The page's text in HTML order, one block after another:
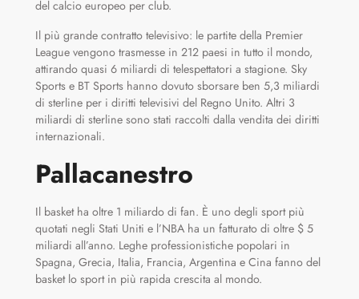
del calcio europeo per club.
Il più grande contratto televisivo: le partite della Premier
League vengono trasmesse in 212 paesi in tutto il mondo,
attirando quasi 6 miliardi di telespettatori a stagione. Sky
Sports e BT Sports hanno dovuto sborsare ben 5,3 miliardi
di sterline per i diritti televisivi del Regno Unito. Altri 3
miliardi di sterline sono stati raccolti dalla vendita dei diritti
internazionali.
Pallacanestro
Il basket ha oltre 1 miliardo di fan. È uno degli sport più
quotati negli Stati Uniti e l’NBA ha un fatturato di oltre $ 5
miliardi all’anno. Leghe professionistiche popolari in
Spagna, Grecia, Italia, Francia, Argentina e Cina fanno del
basket lo sport in più rapida crescita al mondo.